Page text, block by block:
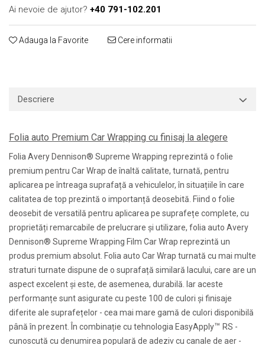
Benzi și covoare anti-alunecare
Ai nevoie de ajutor? +40 791-102.201
Adauga la Favorite Cere informatii
Descriere
Folia auto Premium Car Wrapping cu finisaj la alegere
Folia Avery Dennison® Supreme Wrapping reprezintă o folie
premium pentru Car Wrap de înaltă calitate, turnată, pentru
aplicarea pe întreaga suprafață a vehiculelor, în situațiile în care
calitatea de top prezintă o importanță deosebită. Fiind o folie
deosebit de versatilă pentru aplicarea pe suprafețe complete, cu
proprietăți remarcabile de prelucrare și utilizare, folia auto Avery
Dennison® Supreme Wrapping Film Car Wrap reprezintă un
produs premium absolut. Folia auto Car Wrap turnată cu mai multe
straturi turnate dispune de o suprafață similară lacului, care are un
aspect excelent și este, de asemenea, durabilă. Iar aceste
performanțe sunt asigurate cu peste 100 de culori și finisaje
diferite ale suprafețelor - cea mai mare gamă de culori disponibilă
până în prezent. În combinație cu tehnologia EasyApply™ RS -
cunoscută cu denumirea populară de adeziv cu canale de aer -